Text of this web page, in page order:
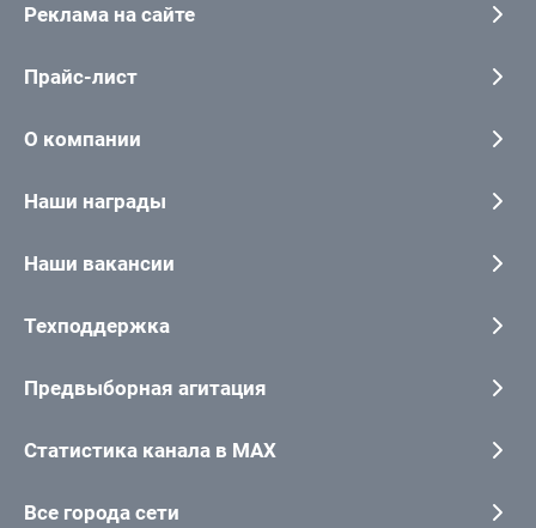
Реклама на сайте
Прайс-лист
О компании
Наши награды
Наши вакансии
Техподдержка
Предвыборная агитация
Статистика канала в MAX
Все города сети